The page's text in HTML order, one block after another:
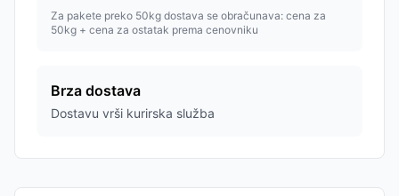
Za pakete preko 50kg dostava se obračunava: cena za
50kg + cena za ostatak prema cenovniku
Brza dostava
Dostavu vrši kurirska služba